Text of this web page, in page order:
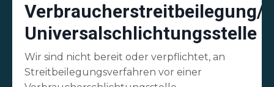
Verbraucherstreitbeilegung/
Universalschlichtungsstelle
Wir sind nicht bereit oder verpflichtet, an
Streitbeilegungsverfahren vor einer